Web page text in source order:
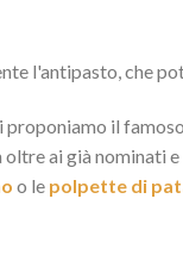
l'antipasto, che
proponiamo il famoso
ai già nominati
o le polpette di